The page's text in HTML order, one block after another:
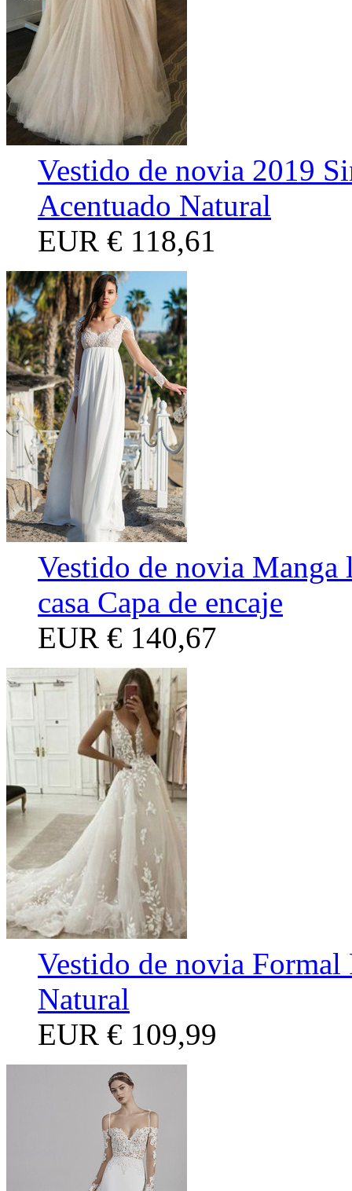
Vestido de novia 2019
Acentuado Natural
EUR € 118,61
Vestido de novia Manga
casa Capa de encaje
EUR € 140,67
Vestido de novia Formal
Natural
EUR € 109,99